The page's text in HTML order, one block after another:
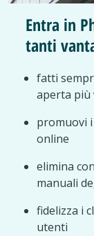
Entra in
tanti
fatti
aperta più
promuovi
online
elimina
manuali
fidelizza i
utenti